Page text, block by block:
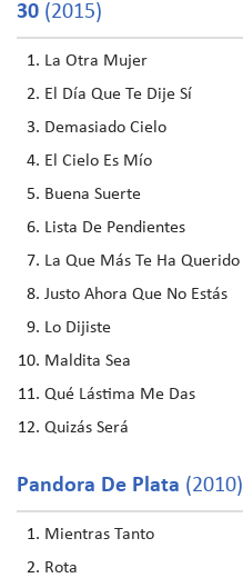
30 (2015)
La Otra Mujer
El Día Que Te Dije Sí
Demasiado Cielo
El Cielo Es Mío
Buena Suerte
Lista De Pendientes
La Que Más Te Ha Querido
Justo Ahora Que No Estás
Lo Dijiste
Maldita Sea
Qué Lástima Me Das
Quizás Será
Pandora De Plata (2010)
Mientras Tanto
Rota